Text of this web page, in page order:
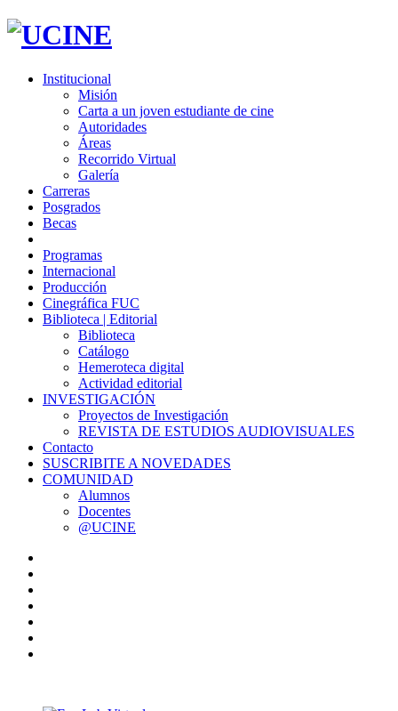
Institucional
Misión
Carta a un joven estudiante de cine
Autoridades
Áreas
Recorrido Virtual
Galería
Carreras
Posgrados
Becas
Programas
Internacional
Producción
Cinegráfica FUC
Biblioteca | Editorial
Biblioteca
Catálogo
Hemeroteca digital
Actividad editorial
INVESTIGACIÓN
Proyectos de Investigación
REVISTA DE ESTUDIOS AUDIOVISUALES
Contacto
SUSCRIBITE A NOVEDADES
COMUNIDAD
Alumnos
Docentes
@UCINE